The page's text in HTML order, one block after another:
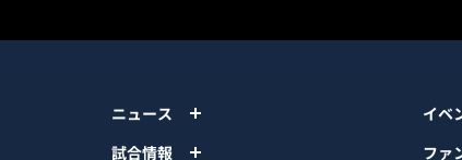
ニュース
試合情報
イベ
ファ